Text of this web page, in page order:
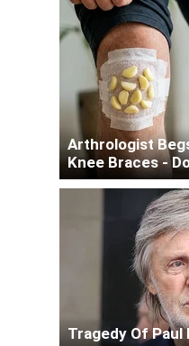
Arthrologist
Knee Braces -
Tragedy Of Paul